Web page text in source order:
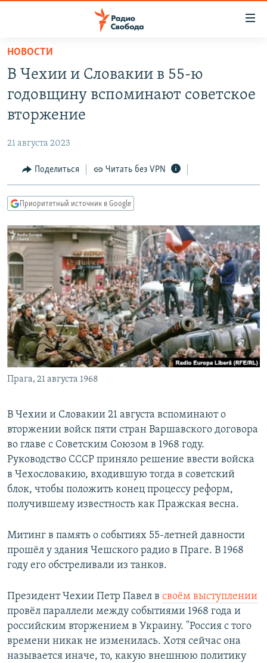
упрощенного
доступа
основному
Вернутся
Вернутся
поиску
АВТОРСКИЕ ПРОЕКТЫ
МНЕНИЯ
КУЛЬТУРА
КАВКАЗ.РЕАЛИИ
СЕВЕР.РЕАЛИИ
СИБИРЬ.РЕАЛИИ
РАСПИСАНИЕ ВЕЩАНИЯ
ПОДПИШИТЕСЬ НА РАССЫЛКУ
СОЦИАЛЬНЫЕ СЕТИ
Все сайты РСЕ/РС
НОВОСТИ
В Чехии и Словакии в 55-ю
годовщину вспоминают советское
вторжение
21 августа 2023
Поделиться Читать без VPN
Приоритетный источник в Google
Прага, 21 августа 1968
В Чехии и Словакии 21 августа вспоминают о
вторжении войск пяти стран Варшавского договора
во главе с Советским Союзом в 1968 году.
Руководство СССР приняло решение ввести войска
в Чехословакию, входившую тогда в советский
блок, чтобы положить конец процессу реформ,
получившему известность как Пражская весна.
Митинг в память о событиях 55-летней давности
прошёл у здания Чешского радио в Праге. В 1968
году его обстреливали из танков.
Президент Чехии Петр Павел в своём выступлении
провёл параллели между событиями 1968 года и
российским вторжением в Украину. "Россия с того
времени никак не изменилась. Хотя сейчас она
называется иначе, то, какую внешнюю политику